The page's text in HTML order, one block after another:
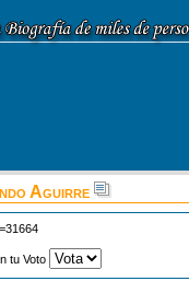
Aguirre
tu Voto